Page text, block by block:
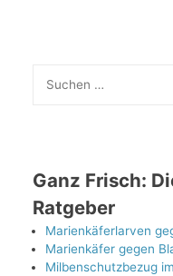
nach:
Ganz Frisch:
Ratgeber
Marienkäferlarven
Marienkäfer gegen
Milbenschutzbezug